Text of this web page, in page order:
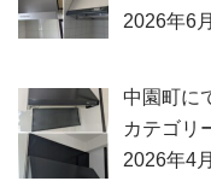
2026年6
中園町に
カテゴリ
2026年4